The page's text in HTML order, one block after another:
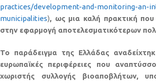
practices/development-and-monitoring-an-
municipalities), ως μια καλή πρακτική που
στην εφαρμογή αποτελεσματικότερων
Το παράδειγμα της Ελλάδας
ευρωπαϊκές περιφέρειες που
χωριστής συλλογής βιοαποβλήτων,